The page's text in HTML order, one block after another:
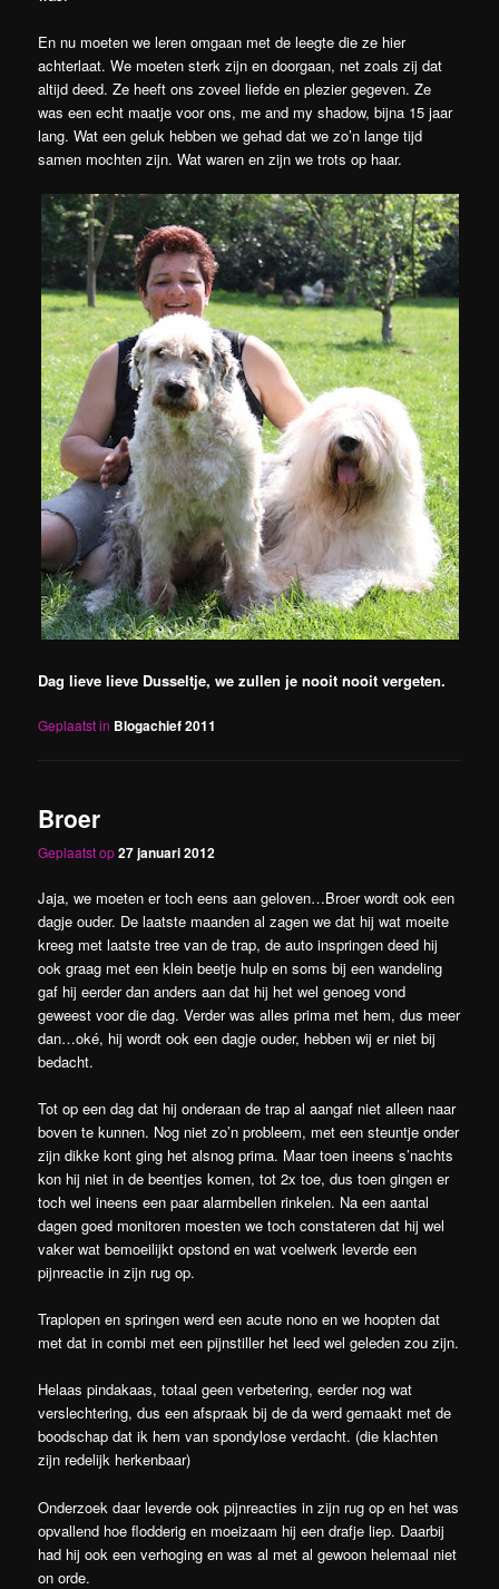
En nu moeten we leren omgaan met de leegte die ze hier
achterlaat. We moeten sterk zijn en doorgaan, net zoals zij dat
altijd deed. Ze heeft ons zoveel liefde en plezier gegeven. Ze
was een echt maatje voor ons, me and my shadow, bijna 15 jaar
lang. Wat een geluk hebben we gehad dat we zo’n lange tijd
samen mochten zijn. Wat waren en zijn we trots op haar.
Dag lieve lieve Dusseltje, we zullen je nooit nooit vergeten.
Geplaatst in Blogachief 2011
Broer
Geplaatst op27 januari 2012
Jaja, we moeten er toch eens aan geloven…Broer wordt ook een
dagje ouder. De laatste maanden al zagen we dat hij wat moeite
kreeg met laatste tree van de trap, de auto inspringen deed hij
ook graag met een klein beetje hulp en soms bij een wandeling
gaf hij eerder dan anders aan dat hij het wel genoeg vond
geweest voor die dag. Verder was alles prima met hem, dus meer
dan…oké, hij wordt ook een dagje ouder, hebben wij er niet bij
bedacht.
Tot op een dag dat hij onderaan de trap al aangaf niet alleen naar
boven te kunnen. Nog niet zo’n probleem, met een steuntje onder
zijn dikke kont ging het alsnog prima. Maar toen ineens s’nachts
kon hij niet in de beentjes komen, tot 2x toe, dus toen gingen er
toch wel ineens een paar alarmbellen rinkelen. Na een aantal
dagen goed monitoren moesten we toch constateren dat hij wel
vaker wat bemoeilijkt opstond en wat voelwerk leverde een
pijnreactie in zijn rug op.
Traplopen en springen werd een acute nono en we hoopten dat
met dat in combi met een pijnstiller het leed wel geleden zou zijn.
Helaas pindakaas, totaal geen verbetering, eerder nog wat
verslechtering, dus een afspraak bij de da werd gemaakt met de
boodschap dat ik hem van spondylose verdacht. (die klachten
zijn redelijk herkenbaar)
Onderzoek daar leverde ook pijnreacties in zijn rug op en het was
opvallend hoe flodderig en moeizaam hij een drafje liep. Daarbij
had hij ook een verhoging en was al met al gewoon helemaal niet
on orde.